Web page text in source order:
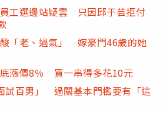
工選邊站疑雲 只因邱于芸拒付
「老、過氣」 嫁豪門46歲的她
漲價8％ 買一串得多花10元
試百男」 過關基本門檻要有「這